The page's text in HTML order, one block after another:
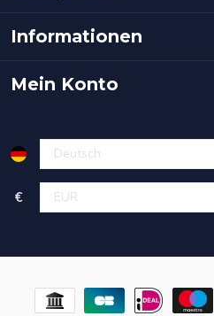
Informationen
Mein Konto
€